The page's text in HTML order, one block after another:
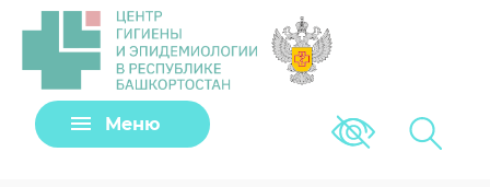
Меню Версия для
Задать вопрос
Клещи